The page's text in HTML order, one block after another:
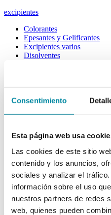
Consentimiento
Esta página web usa
Las cookies de este sitio
contenido y los anuncios,
sociales y analizar el
información sobre el uso
nuestros partners de redes
web, quienes pueden
excipientes
Colorantes
Epesantes y Gelificantes
Excipientes varios
Disolventes
Bases
Emulsionantes
aceites y ceras
Aceites
Otras grasas
extractos y perfumes